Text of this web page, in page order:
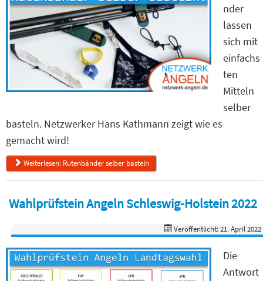
nder
lassen
sich mit
einfachs
ten
Mitteln
selber
basteln. Netzwerker Hans Kathmann zeigt wie es
gemacht wird!
Weiterlesen: Rutenbänder selber basteln
Wahlprüfstein Angeln Schleswig-Holstein 2022
Veröffentlicht: 21. April 2022
Die
Antwort